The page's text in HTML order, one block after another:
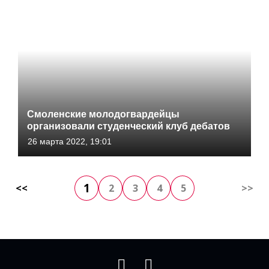
Смоленские молодогвардейцы
организовали студенческий клуб дебатов
26 марта 2022, 19:01
<< 1 2 3 4 5 >>